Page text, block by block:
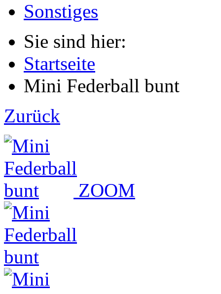
Sonstiges
Sie sind hier:
Startseite
Mini Federball bunt
Zurück
ZOOM